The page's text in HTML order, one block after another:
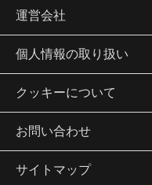
運営会社
個人情報の取り扱い
クッキーについて
お問い合わせ
サイトマップ